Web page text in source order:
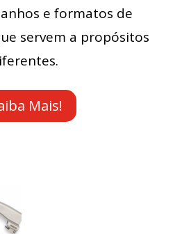
e formatos de
servem a propósitos
Mais!